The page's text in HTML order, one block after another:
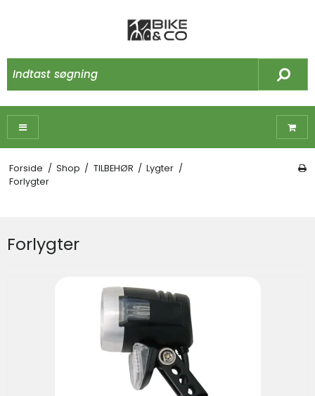
Forside / Shop / TILBEHØR / Lygter /
Forlygter
Forlygter